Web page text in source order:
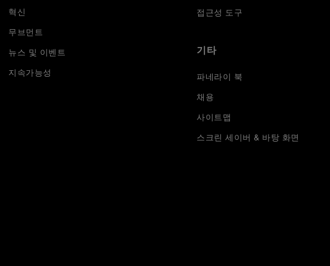
혁신
무브먼트
뉴스 및 이벤트
지속가능성
접근성 도구
기타
파네라이 북
채용
사이트맵
스크린 세이버 & 바탕 화면